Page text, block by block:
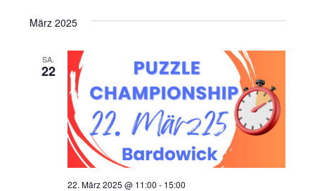
wählen.
März 2025
SA.
22
22. März 2025 @ 11:00 - 15:00